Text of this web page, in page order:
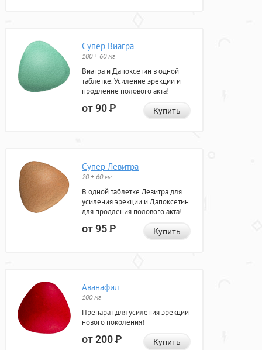
Супер Виагра
100 + 60 мг
Виагра и Дапоксетин в одной
таблетке. Усиление эрекции и
продление полового акта!
от 90Р Купить
Супер Левитра
20 + 60 мг
В одной таблетке Левитра для
усиления эрекции и Дапоксетин
для продления полового акта!
от 95Р Купить
Аванафил
100 мг
Препарат для усиления эрекции
нового поколения!
от 200Р Купить